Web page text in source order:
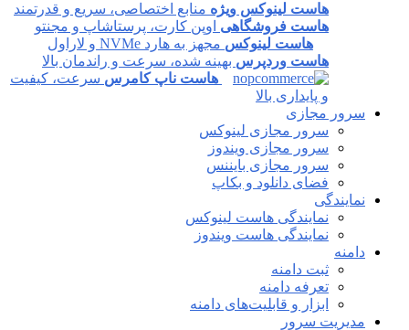
هاست لینوکس ویژه منابع اختصاصی، سریع و قدرتمند
هاست فروشگاهی اوپن کارت، پرستاشاپ و مجنتو
هاست لینوکس مجهز به هارد NVMe و لاراول
هاست وردپرس بهینه شده، سرعت و راندمان بالا
هاست ناپ کامرس سرعت، کیفیت
و پایداری بالا
سرور مجازی
سرور مجازی لینوکس
سرور مجازی ویندوز
سرور مجازی بایننس
فضای دانلود و بکاپ
نمایندگی
نمایندگی هاست لینوکس
نمایندگی هاست ویندوز
دامنه
ثبت دامنه
تعرفه دامنه
ابزار و قابلیت‌های دامنه
مدیریت سرور